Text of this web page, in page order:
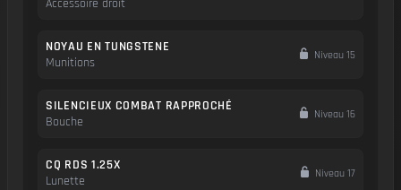
Accessoire droit
NOYAU EN TUNGSTENE
Munitions
Niveau 15
SILENCIEUX COMBAT RAPPROCHÉ
Bouche
Niveau 16
CQ RDS 1.25X
Lunette
Niveau 17